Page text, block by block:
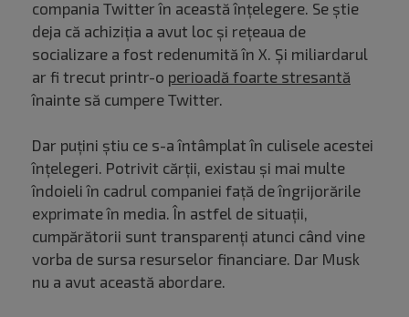
compania Twitter în această înțelegere. Se știe
deja că achiziția a avut loc și rețeaua de
socializare a fost redenumită în X. Și miliardarul
ar fi trecut printr-o perioadă foarte stresantă
înainte să cumpere Twitter.
Dar puțini știu ce s-a întâmplat în culisele acestei
înțelegeri. Potrivit cărții, existau și mai multe
îndoieli în cadrul companiei față de îngrijorările
exprimate în media. În astfel de situații,
cumpărătorii sunt transparenți atunci când vine
vorba de sursa resurselor financiare. Dar Musk
nu a avut această abordare.